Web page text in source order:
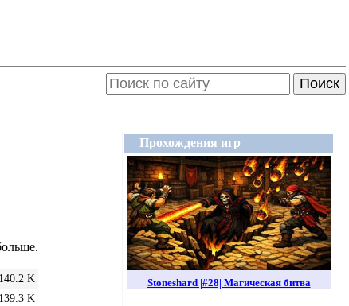
Поиск
Прохождения игр
Stoneshard |#28| Магическая битва
140.2 K
139.3 K